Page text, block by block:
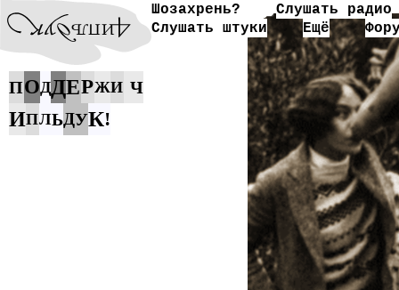
Шозахрень?
Слушать радио
Слушать штуки
Ещё
ПОДДЕРЖИ Ч
ИПЛЬДУК!